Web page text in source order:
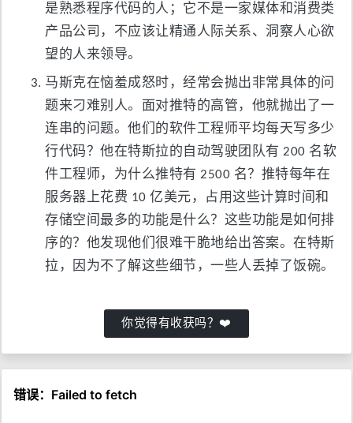
是熟悉程序代码的人；它不是一家媒体和消费类
产品公司，不应该让精通人际关系、洞察人心欲
望的人来领导。
马斯克在恼羞成怒时，经常会抛出非常具体的问
题来刁难别人。面对推特的高管，他就抛出了一
连串的问题。他们的软件工程师平均每天写多少
行代码？他在特斯拉的自动驾驶团队有 200 名软
件工程师，为什么推特有 2500 名？推特每年在
服务器上花费 10 亿美元，占用这些计算时间和
存储空间最多的功能是什么？这些功能是如何排
序的？他发现他们很难干脆地给出答案。在特斯
拉，因为不了解这些细节，一些人丢掉了饭碗。
你觉得有收获吗？❤️